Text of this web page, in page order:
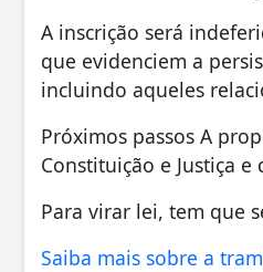
A inscrição será
que evidenciem a
incluindo aqueles
Próximos passos A
Constituição e Justiça e
Para virar lei, tem que
Saiba mais sobre a